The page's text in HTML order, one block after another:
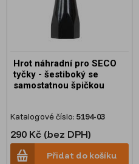
Hrot náhradní pro SECO
tyčky - šestiboký se
samostatnou špičkou
Katalogové číslo: 5194-03
290 Kč (bez DPH)
Přidat do košíku